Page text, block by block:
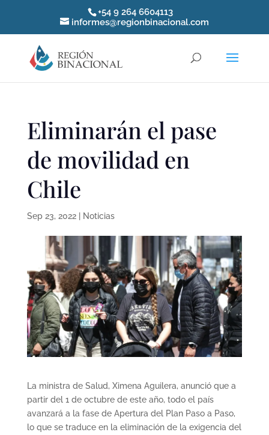
+54 9 264 6604113
informes@regionbinacional.com
Eliminarán el pase
de movilidad en
Chile
Sep 23, 2022| Noticias
La ministra de Salud, Ximena Aguilera, anunció que a
partir del 1 de octubre de este año, todo el país
avanzará a la fase de Apertura del Plan Paso a Paso,
lo que se traduce en la eliminación de la exigencia del